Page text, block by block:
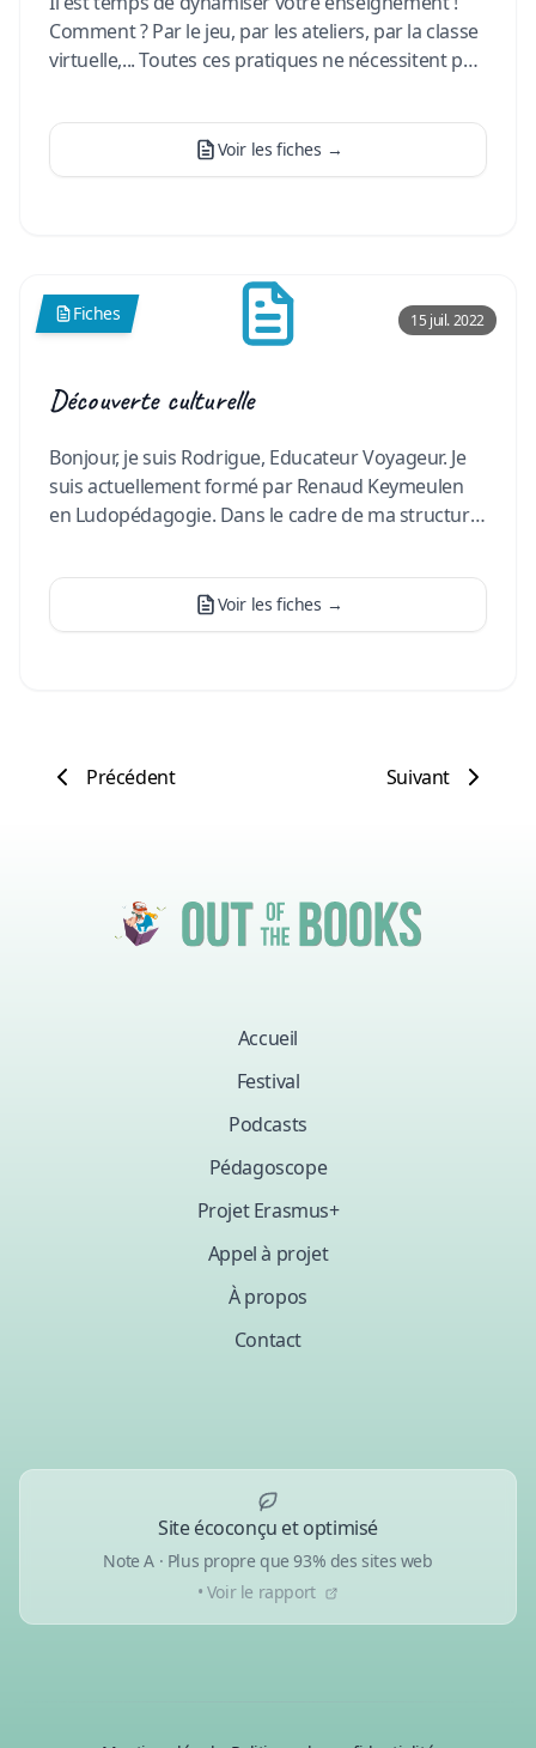
Comment ? Par le jeu, par les ateliers, par la classe
virtuelle,... Toutes ces pratiques ne nécessitent pas
Voir les fiches →
Fiches 15 juil. 2022
Découverte culturelle
Bonjour, je suis Rodrigue, Educateur Voyageur. Je
suis actuellement formé par Renaud Keymeulen
en Ludopédagogie. Dans le cadre de ma structure,
Voir les fiches →
Précédent Suivant
Accueil
Festival
Podcasts
Pédagoscope
Projet Erasmus+
Appel à projet
À propos
Contact
Site écoconçu et optimisé
Note A · Plus propre que 93% des sites web
• Voir le rapport